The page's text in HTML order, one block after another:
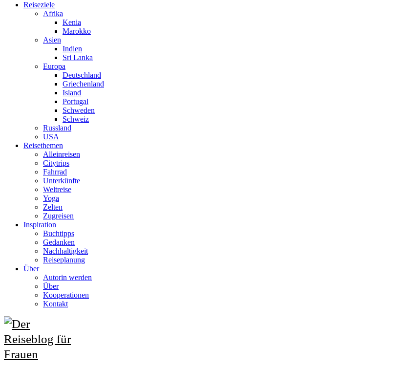
Reiseziele
Afrika
Kenia
Marokko
Asien
Indien
Sri Lanka
Europa
Deutschland
Griechenland
Island
Portugal
Schweden
Schweiz
Russland
USA
Reisethemen
Alleinreisen
Citytrips
Fahrrad
Unterkünfte
Weltreise
Yoga
Zelten
Zugreisen
Inspiration
Buchtipps
Gedanken
Nachhaltigkeit
Reiseplanung
Über
Autorin werden
Über
Kooperationen
Kontakt